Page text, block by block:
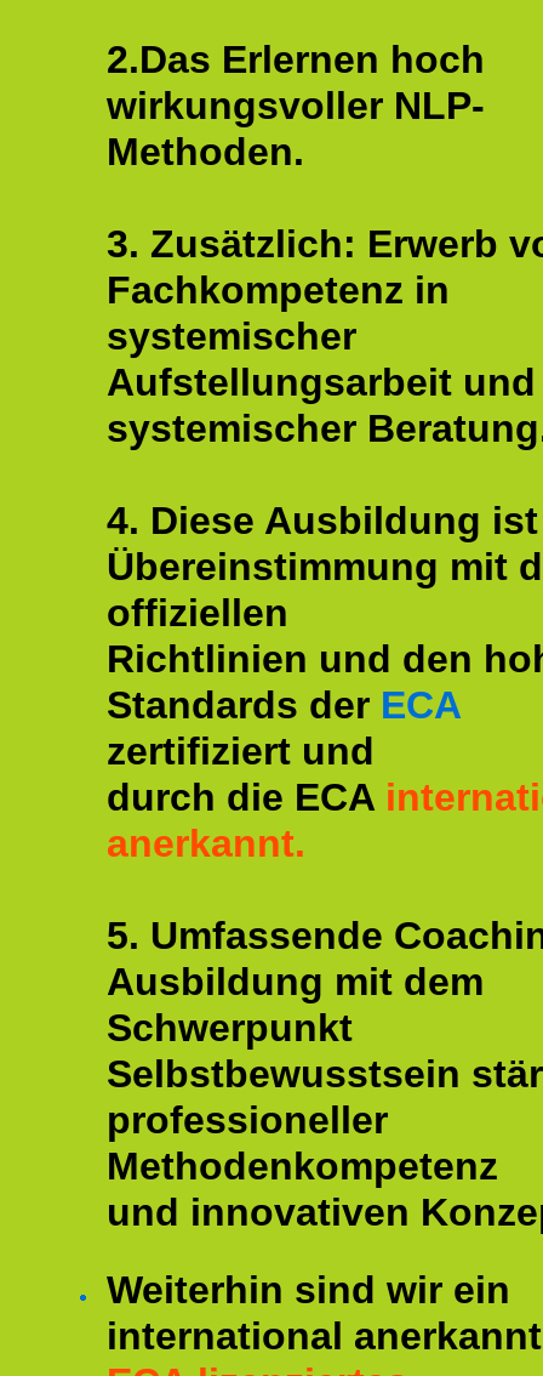
2.Das Erlernen hoch
wirkungsvoller NLP-
Methoden.
3. Zusätzlich: Erwerb
Fachkompetenz in
systemischer
Aufstellungsarbeit und
systemischer
4. Diese Ausbildung
Übereinstimmung mit
offiziellen
Richtlinien und den
Standards der ECA
zertifiziert und
durch die ECA
anerkannt.
5. Umfassende
Ausbildung mit dem
Schwerpunkt
Selbstbewusstsein
professioneller
Methodenkompetenz
und innovativen
Weiterhin sind wir ein
international